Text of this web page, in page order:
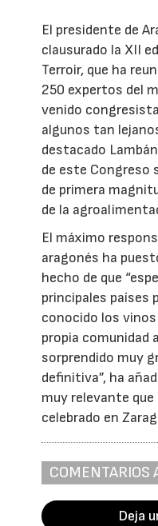
El presidente de
clausurado la XII
Terroir, que ha
250 expertos del
venido
algunos tan
destacado
de este Congreso
de primera
de la
El máximo
aragonés ha
hecho de que
principales países
conocido los vinos
propia comunidad
sorprendido muy
definitiva”, ha
muy relevante
celebrado en
COMENTARIOS
Deja